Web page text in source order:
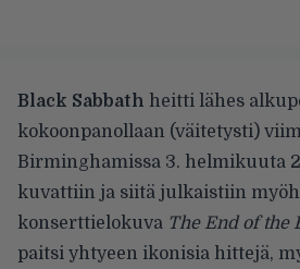
Black Sabbath heitti lähes
kokoonpanollaan (väitetysti)
Birminghamissa 3. helmikuuta
kuvattiin ja siitä julkaistiin
konserttielokuva The End of the
paitsi yhtyeen ikonisia hittejä,